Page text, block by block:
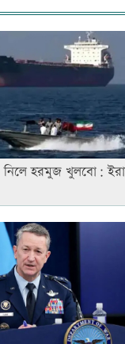
নিলে হরমুজ খুলবো: